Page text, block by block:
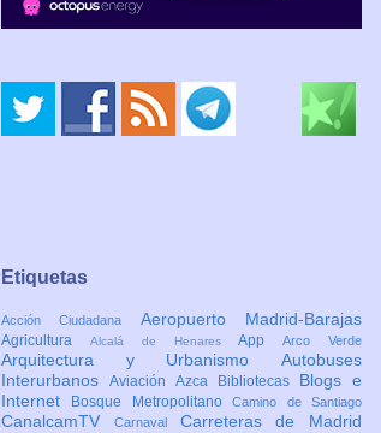
Etiquetas
Acción Ciudadana Aeropuerto Madrid-Barajas
Agricultura Alcalá de HenaresAppArco Verde
Arquitectura y Urbanismo Autobuses
Interurbanos Aviación Azca Bibliotecas Blogs e
Internet
Bosque MetropolitanoCamino de Santiago
CanalcamTV Carnaval Carreteras de Madrid